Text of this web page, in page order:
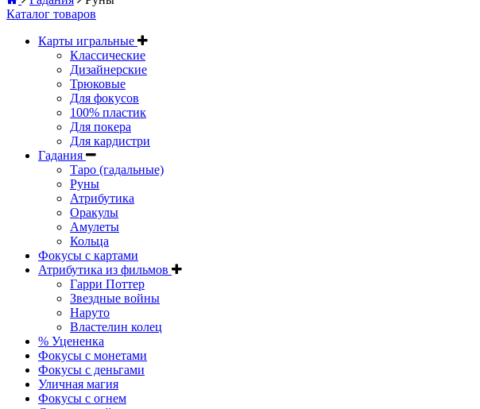
Каталог товаров
Карты игральные
Классические
Дизайнерские
Трюковые
Для фокусов
100% пластик
Для покера
Для кардистри
Гадания
Таро (гадальные)
Руны
Атрибутика
Оракулы
Амулеты
Кольца
Фокусы с картами
Атрибутика из фильмов
Гарри Поттер
Звездные войны
Наруто
Властелин колец
% Уцененка
Фокусы с монетами
Фокусы с деньгами
Уличная магия
Фокусы с огнем